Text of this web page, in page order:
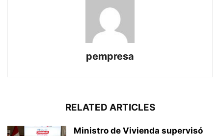
pempresa
RELATED ARTICLES
Ministro de Vivienda supervisó